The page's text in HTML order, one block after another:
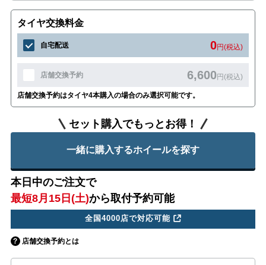
タイヤ交換料金
自宅配送 0円(税込)
店舗交換予約 6,600円(税込)
店舗交換予約はタイヤ4本購入の場合のみ選択可能です。
セット購入でもっとお得！
一緒に購入するホイールを探す
本日中のご注文で
最短8月15日(土)から取付予約可能
全国4000店で対応可能
店舗交換予約とは